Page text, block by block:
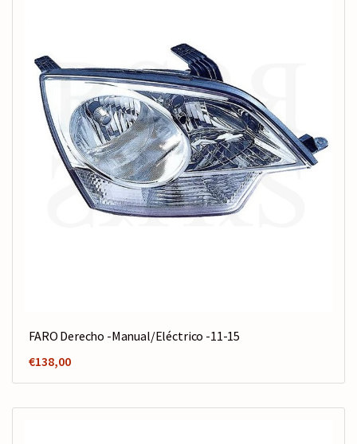
FARO Derecho -Manual/Eléctrico -11-15
€138,00